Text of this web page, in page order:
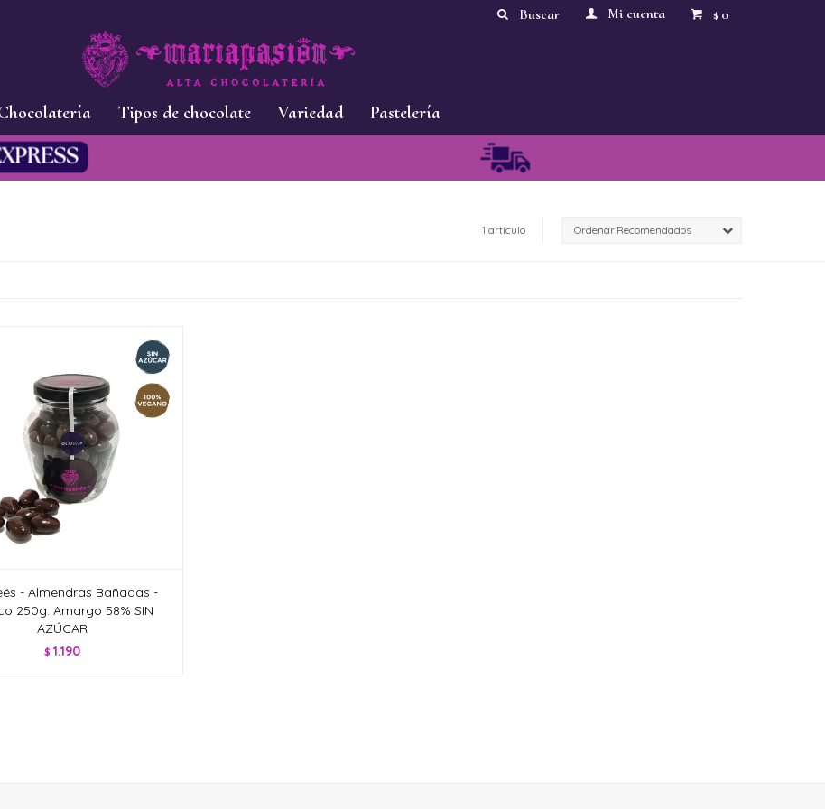
Tipos de chocolate Variedad Pastelería
$ 0
1 artículo Recomendados
- Almendras Bañadas -
250g. Amargo 58% SIN
AZÚCAR
$ 1.190